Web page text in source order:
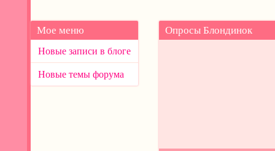
Мое меню
Новые записи в блоге
Новые темы форума
Опросы Блондинок